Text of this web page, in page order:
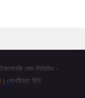
কোং লিমিটেড -
| গোপনীয়তা নীতি